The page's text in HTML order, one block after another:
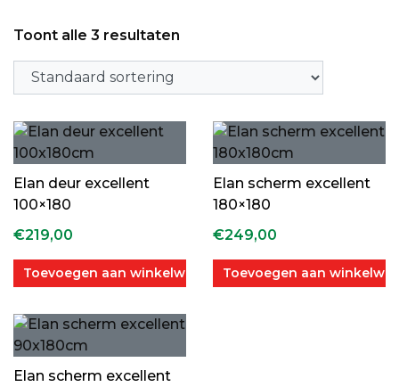
Toont alle 3 resultaten
Elan deur excellent
100×180
€219,00
Toevoegen aan winkelwagen
Elan scherm excellent
180×180
€249,00
Toevoegen aan
Elan scherm excellent